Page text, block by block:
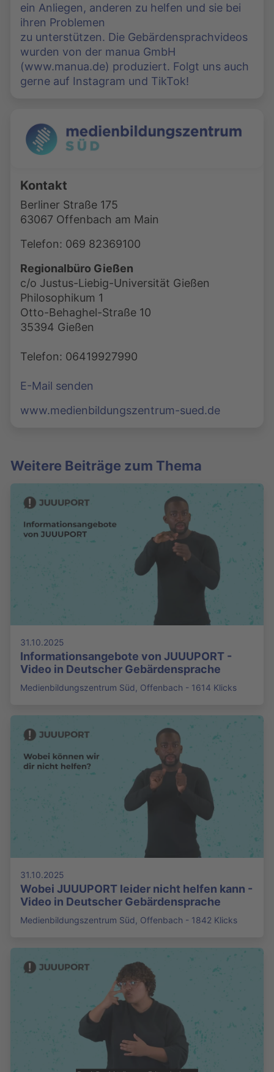
ein Anliegen, anderen zu helfen und sie bei
ihren Problemen
zu unterstützen. Die Gebärdensprachvideos
wurden von der manua GmbH
(www.manua.de) produziert. Folgt uns auch
gerne auf Instagram und TikTok!
Kontakt
Berliner Straße 175
63067 Offenbach am Main
Telefon: 069 82369100
Regionalbüro Gießen
c/o Justus-Liebig-Universität Gießen
Philosophikum 1
Otto-Behaghel-Straße 10
35394 Gießen
Telefon: 06419927990
E-Mail senden
www.medienbildungszentrum-sued.de
Weitere Beiträge zum Thema
31.10.2025
Informationsangebote von JUUUPORT -
Video in Deutscher Gebärdensprache
Medienbildungszentrum Süd, Offenbach - 1614 Klicks
31.10.2025
Wobei JUUUPORT leider nicht helfen kann -
Video in Deutscher Gebärdensprache
Medienbildungszentrum Süd, Offenbach - 1842 Klicks